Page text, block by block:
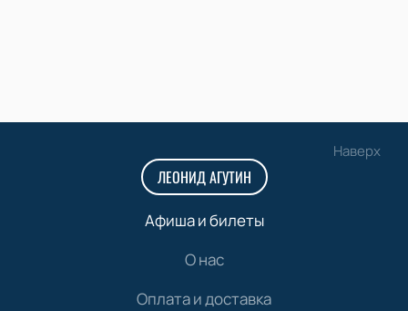
Наверх
ЛЕОНИД АГУТИН
Афиша и билеты
О нас
Оплата и доставка